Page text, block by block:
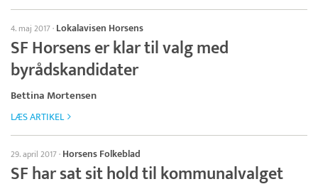
4. maj 2017· Lokalavisen Horsens
SF Horsens er klar til valg med
byrådskandidater
Bettina Mortensen
LÆS ARTIKEL
29. april 2017· Horsens Folkeblad
SF har sat sit hold til kommunalvalget